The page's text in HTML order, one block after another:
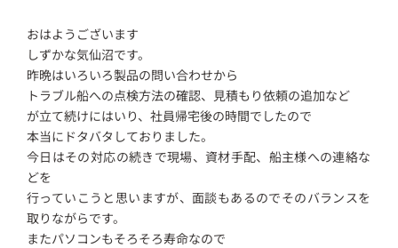
おはようございます
しずかな気仙沼です。
昨晩はいろいろ製品の問い合わせから
トラブル船への点検方法の確認、見積もり依頼の追加など
が立て続けにはいり、社員帰宅後の時間でしたので
本当にドタバタしておりました。
今日はその対応の続きで現場、資材手配、船主様への連絡な
どを
行っていこうと思いますが、面談もあるのでそのバランスを
取りながらです。
またパソコンもそろそろ寿命なので